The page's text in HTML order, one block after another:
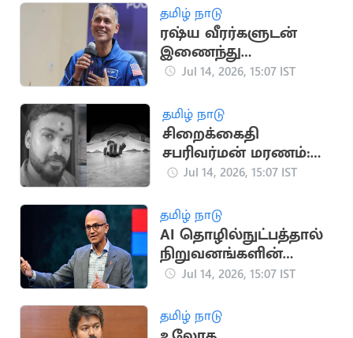
தமிழ் நாடு
ரஷ்ய வீரர்களுடன்
இணைந்து
விண்வெளி
தொடங்கினார் அனில்
மேனன்
Jul 14, 2026, 15:07 IST
தமிழ் நாடு
சிறைக்கைதி
சபரிவர்மன் மரணம்:
உடலில் 19 காயங்கள்
உடற்கூராய்வில் தகவல்
Jul 14, 2026, 15:07 IST
தமிழ் நாடு
AI தொழில்நுட்பத்தால்
நிறுவனங்களின்
ரகசிய தகவல்களுக்கு
மைக்ரோசாப்ட் CEO
Jul 14, 2026, 15:07 IST
தமிழ் நாடு